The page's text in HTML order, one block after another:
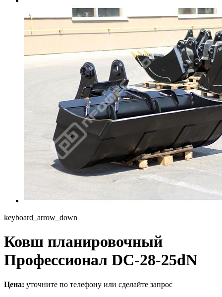
keyboard_arrow_down
Ковш планировочный
Профессионал DC-28-25dN
Цена: уточните по телефону или сделайте запрос